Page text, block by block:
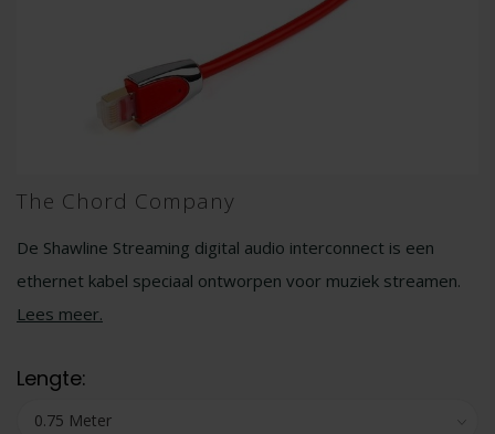
The Chord Company
De Shawline Streaming digital audio interconnect is een
ethernet kabel speciaal ontworpen voor muziek streamen.
Lees meer.
Lengte: